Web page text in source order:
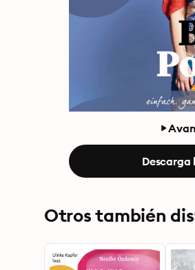
Descarga
Otros también